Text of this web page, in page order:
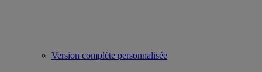
Version complète personnalisée